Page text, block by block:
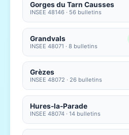
Gorges du Tarn Causses
INSEE 48146 · 56 bulletins
Grandvals
INSEE 48071 · 8 bulletins
Grèzes
INSEE 48072 · 26 bulletins
Hures-la-Parade
INSEE 48074 · 14 bulletins